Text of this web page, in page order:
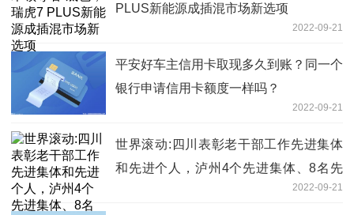
PLUS新能源成插混市场新选项
2022-09-21
平安好车主信用卡取现多久到账？同一个
银行申请信用卡额度一样吗？
2022-09-21
世界滚动:四川表彰老干部工作先进集体
和先进个人，泸州4个先进集体、8名先
2022-09-21